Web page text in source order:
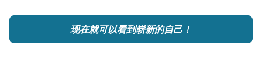
现在就可以看到崭新的自己！